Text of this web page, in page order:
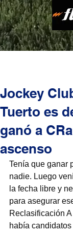
Jockey
Tuerto es
ganó a
ascenso
Tenía que ganar
nadie. Luego
la fecha libre y
para asegurar
Reclasificación
había